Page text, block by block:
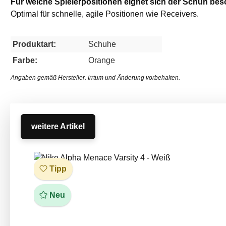
Für welche Spielerpositionen eignet sich der Schuh
Optimal für schnelle, agile Positionen wie Receivers.
Produktart:
Schuhe
Farbe:
Orange
Angaben gemäß Hersteller. Irrtum und Änderung vorbehalten.
weitere Artikel
Produktgalerie überspringen
Tipp
Neu